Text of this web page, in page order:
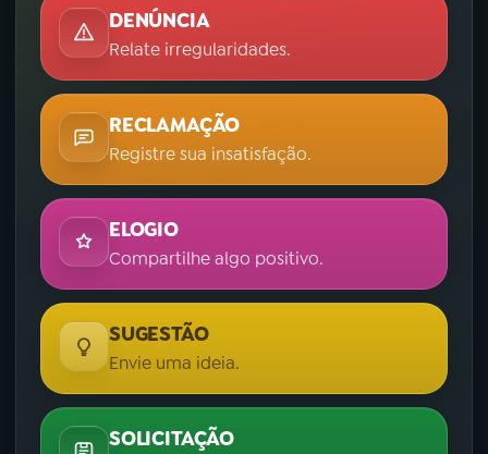
DENÚNCIA
Relate irregularidades.
RECLAMAÇÃO
Registre sua insatisfação.
ELOGIO
Compartilhe algo positivo.
SUGESTÃO
Envie uma ideia.
SOLICITAÇÃO